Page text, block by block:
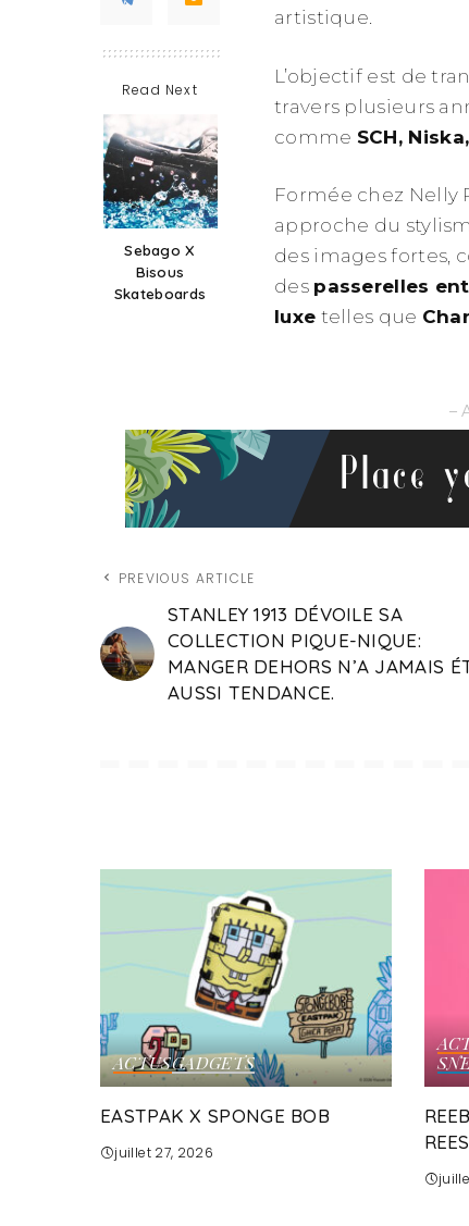
Read Next
Sebago X
Bisous
Skateboards
artistique.
L’objectif est de
travers plusieurs
comme SCH,
Formée chez Nelly
approche du
des images fortes,
des passerelles
luxe telles que
–
PREVIOUS ARTICLE
STANLEY 1913 DÉVOILE SA
COLLECTION PIQUE-NIQUE:
MANGER DEHORS N’A JAMAIS
AUSSI TENDANCE.
ACTUSGADGETS
EASTPAK X SPONGE BOB
juillet 27, 2026